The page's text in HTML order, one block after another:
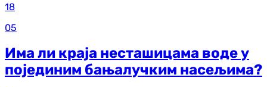
18
05
Има ли краја несташицама воде у
појединим бањалучким насељима?